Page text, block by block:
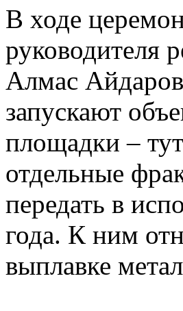
В ходе
руководителя
Алмас
запускают
площадки –
отдельные
передать в
года. К ним
выплавке